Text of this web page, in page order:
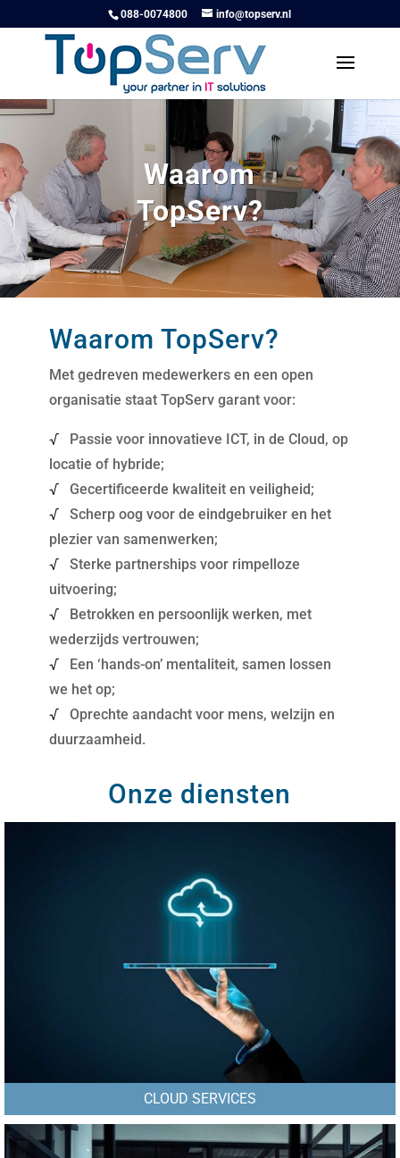
088-0074800 info@topserv.nl
Waarom
TopServ?
Waarom TopServ?
Met gedreven medewerkers en een open
organisatie staat TopServ garant voor:
√ Passie voor innovatieve ICT, in de Cloud, op
locatie of hybride;
√ Gecertificeerde kwaliteit en veiligheid;
√ Scherp oog voor de eindgebruiker en het
plezier van samenwerken;
√ Sterke partnerships voor rimpelloze
uitvoering;
√ Betrokken en persoonlijk werken, met
wederzijds vertrouwen;
√ Een ‘hands-on’ mentaliteit, samen lossen
we het op;
√ Oprechte aandacht voor mens, welzijn en
duurzaamheid.
Onze diensten
CLOUD SERVICES